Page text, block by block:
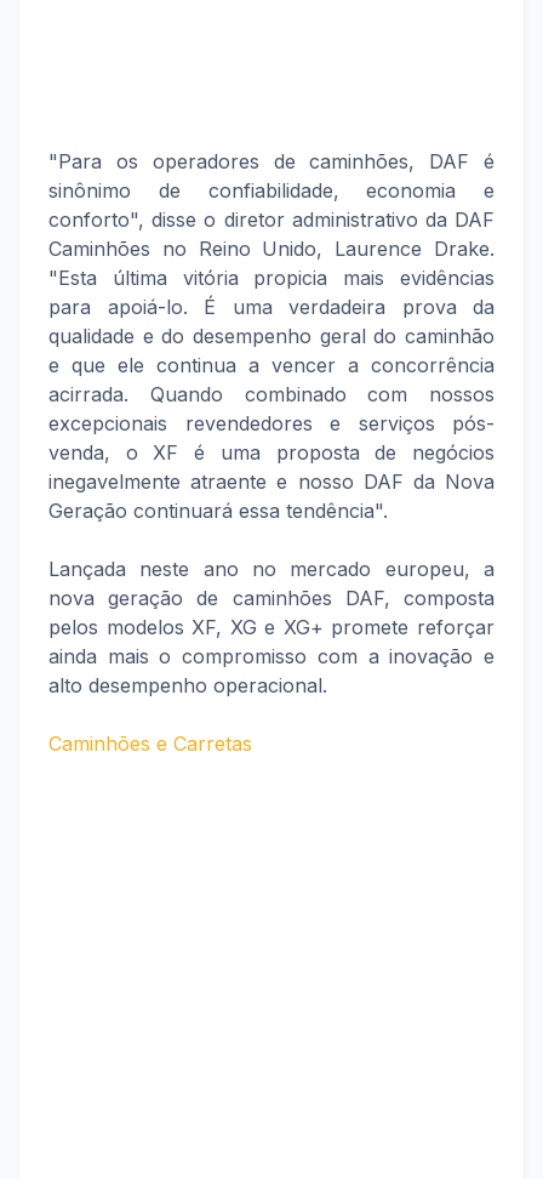
"Para os operadores de caminhões, DAF é
sinônimo de confiabilidade, economia e
conforto", disse o diretor administrativo da DAF
Caminhões no Reino Unido, Laurence Drake.
"Esta última vitória propicia mais evidências
para apoiá-lo. É uma verdadeira prova da
qualidade e do desempenho geral do caminhão
e que ele continua a vencer a concorrência
acirrada. Quando combinado com nossos
excepcionais revendedores e serviços pós-
venda, o XF é uma proposta de negócios
inegavelmente atraente e nosso DAF da Nova
Geração continuará essa tendência".
Lançada neste ano no mercado europeu, a
nova geração de caminhões DAF, composta
pelos modelos XF, XG e XG+ promete reforçar
ainda mais o compromisso com a inovação e
alto desempenho operacional.
Caminhões e Carretas